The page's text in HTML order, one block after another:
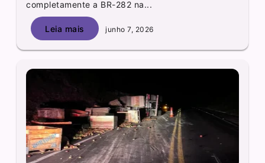
completamente a BR-282 na...
Leia mais junho 7, 2026